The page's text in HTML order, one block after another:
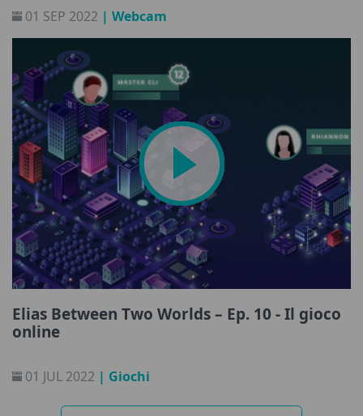
01 SEP 2022 | Webcam
Elias Between Two Worlds – Ep. 10 - Il gioco
online
01 JUL 2022 | Giochi